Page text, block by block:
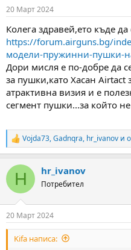
20 Март 2024
Колега здравей,ето къде
https://forum.airguns.bg/
модели-пружинни-пушки-
Дори мисля е по-добре да
за пушки,като Хасан
атрактивна визия и е
сегмент пушки...за който
R
e
c
i
s
:
Vojda73,Gadnqra, hr_ivanov и
H hr_ivanov
Потребител
20 Март 2024
Kifa написа: